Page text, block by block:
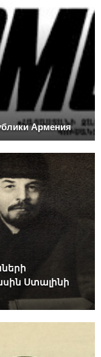
Армения
Ստալինի